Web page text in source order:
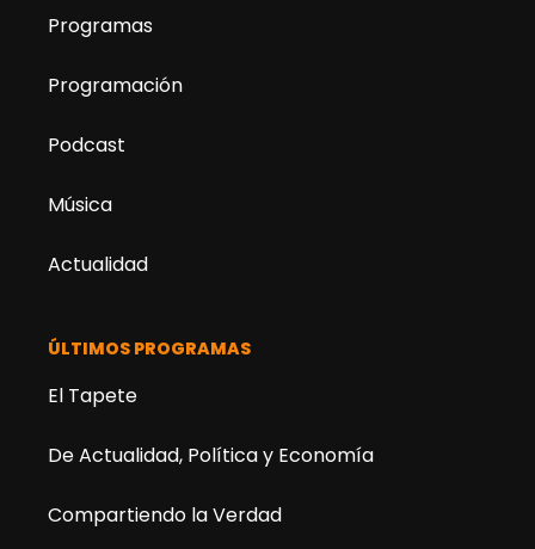
Programas
Programación
Podcast
Música
Actualidad
ÚLTIMOS PROGRAMAS
El Tapete
De Actualidad, Política y Economía
Compartiendo la Verdad